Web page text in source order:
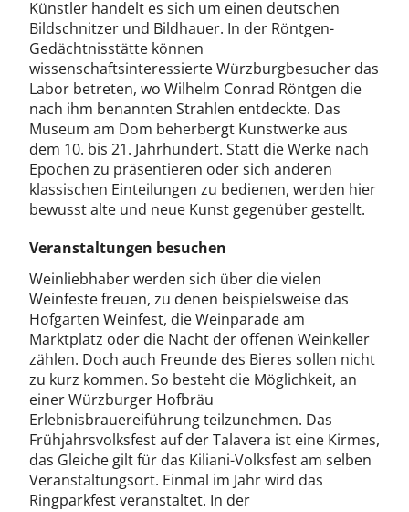
Künstler handelt es sich um einen deutschen
Bildschnitzer und Bildhauer. In der Röntgen-
Gedächtnisstätte können
wissenschaftsinteressierte Würzburgbesucher das
Labor betreten, wo Wilhelm Conrad Röntgen die
nach ihm benannten Strahlen entdeckte. Das
Museum am Dom beherbergt Kunstwerke aus
dem 10. bis 21. Jahrhundert. Statt die Werke nach
Epochen zu präsentieren oder sich anderen
klassischen Einteilungen zu bedienen, werden hier
bewusst alte und neue Kunst gegenüber gestellt.
Veranstaltungen besuchen
Weinliebhaber werden sich über die vielen
Weinfeste freuen, zu denen beispielsweise das
Hofgarten Weinfest, die Weinparade am
Marktplatz oder die Nacht der offenen Weinkeller
zählen. Doch auch Freunde des Bieres sollen nicht
zu kurz kommen. So besteht die Möglichkeit, an
einer Würzburger Hofbräu
Erlebnisbrauereiführung teilzunehmen. Das
Frühjahrsvolksfest auf der Talavera ist eine Kirmes,
das Gleiche gilt für das Kiliani-Volksfest am selben
Veranstaltungsort. Einmal im Jahr wird das
Ringparkfest veranstaltet. In der